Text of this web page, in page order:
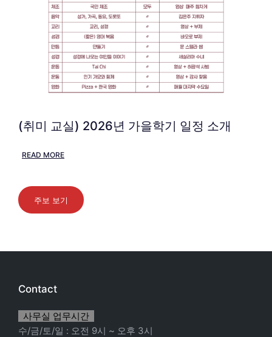
(취미 교실) 2026년 가을학기 일정 소개
READ MORE
주보 보기
Contact
사무실 업무시간
수/금/토/일 : 오전 9시 ~ 오후 3시